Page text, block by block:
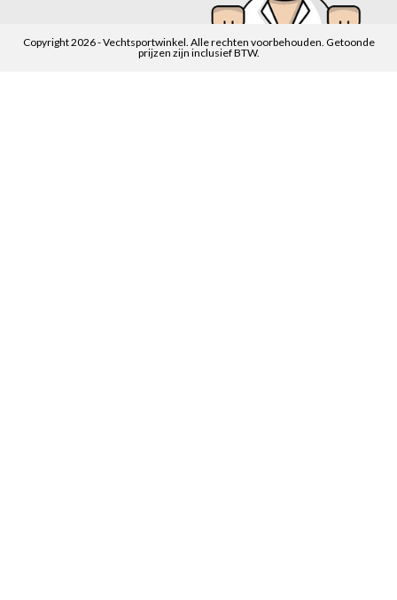
Copyright 2026 - Vechtsportwinkel. Alle rechten voorbehouden. Getoonde
prijzen zijn inclusief BTW.